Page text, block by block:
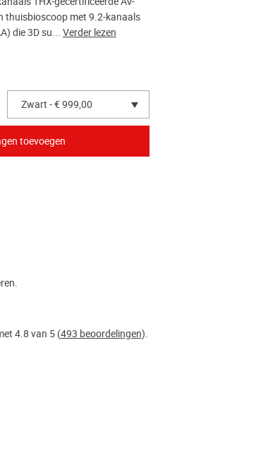
thuisbioscoop met 9.2-kanaals
die 3D su... Verder lezen
Zwart - € 999,00
4.8 van 5 (493 beoordelingen).